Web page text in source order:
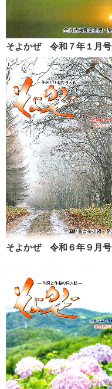
そよかぜ 令和７年１月号
そよかぜ 令和６年９月号